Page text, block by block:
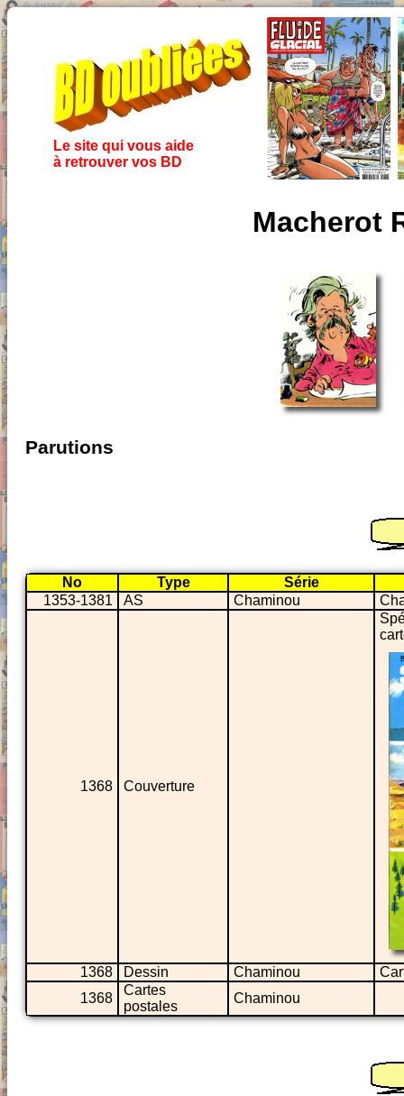
Le site qui vous aide
à retrouver vos BD
Macherot
Parutions
No Type
Série
1353-1381
AS Chaminou
1368 Couverture
1368 Dessin Chaminou
1368
Cartes
postales
Chaminou